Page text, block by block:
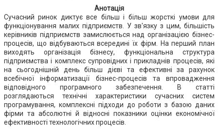
Анотація
Сучасний ринок диктує все більш і більш жорсткі умови для
функціонування малих підприємств. У зв'язку з цим, більшість
керівників підприємств замислюється над організацією бізнес-
процесів, що відбуваються всередині їх фірм. На перший план
виходять організація бізнесу, функціональна структура
підприємства і комплекс супровідних і прикладнів процесів, які
на сьогоднішній день більш дієві та ефективні за рахунок
всебічної інформатизації бізнес-процесів та впровадження
відповідного програмного забезпечення. В статті
розглядаються технічні характеристики сучасних систем
програмування, комплексні підходи до роботи з базою даних
фірми та абсолютні й відносні показники оцінки економічної
ефективності технологічних процесів.